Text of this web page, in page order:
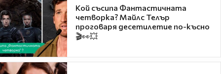
Кой съсипа Фантастичната
четворка? Майлс Телър
проговаря десетилетие по-късно
🎬👀💥